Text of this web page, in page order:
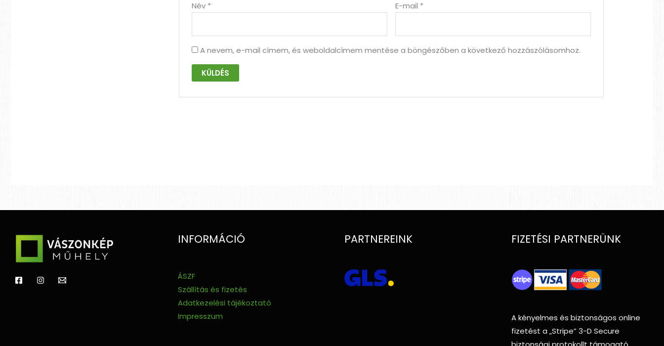
Név * E-mail *
A nevem, e-mail címem, és weboldalcímem mentése a böngészőben a következő hozzászólásomhoz.
INFORMÁCIÓ
ÁSZF
Szállítás és fizetés
Adatkezelési tájékoztató
Impresszum
PARTNEREINK FIZETÉSI PARTNERÜNK
A kényelmes és biztonságos online
fizetést a „Stripe” 3-D Secure